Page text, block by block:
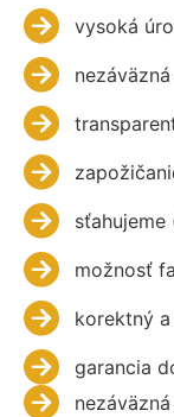
vysoká
možnosť
korektný
garancia